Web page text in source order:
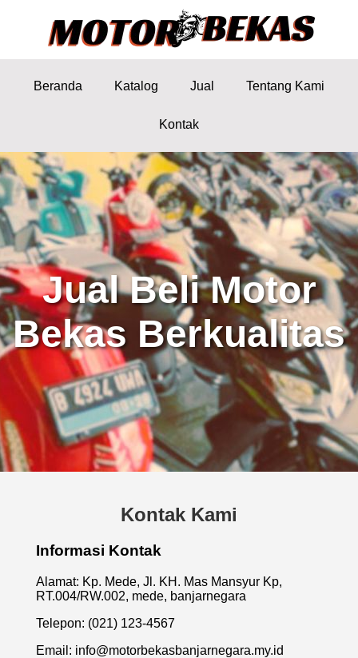
Beranda Katalog Jual Tentang Kami
Kontak
Jual Beli Motor
Bekas Berkualitas
Kontak Kami
Informasi Kontak
Alamat: Kp. Mede, Jl. KH. Mas Mansyur Kp,
RT.004/RW.002, mede, banjarnegara
Telepon: (021) 123-4567
Email: info@motorbekasbanjarnegara.my.id